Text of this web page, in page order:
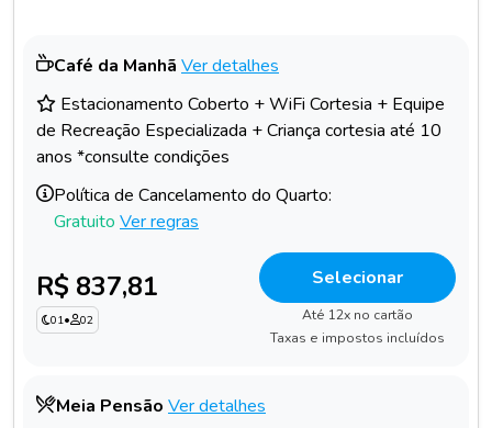
Café da Manhã Ver detalhes
Estacionamento Coberto + WiFi Cortesia + Equipe
de Recreação Especializada + Criança cortesia até 10
anos *consulte condições
Política de Cancelamento do Quarto:
Gratuito Ver regras
R$ 837,81
01• 02
Selecionar
Até 12x no cartão
Taxas e impostos incluídos
Meia Pensão Ver detalhes